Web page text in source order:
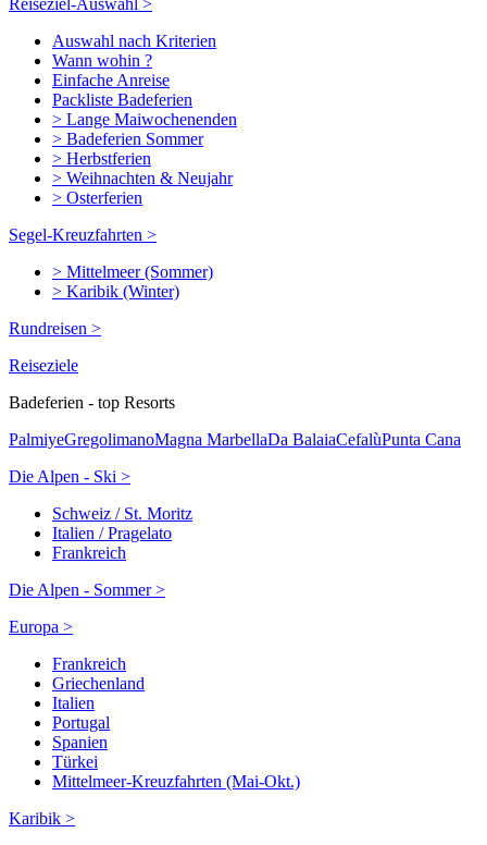
Reiseziel-Auswahl >
Auswahl nach Kriterien
Wann wohin ?
Einfache Anreise
Packliste Badeferien
> Lange Maiwochenenden
> Badeferien Sommer
> Herbstferien
> Weihnachten & Neujahr
> Osterferien
Segel-Kreuzfahrten >
> Mittelmeer (Sommer)
> Karibik (Winter)
Rundreisen >
Reiseziele
Badeferien - top Resorts
PalmiyeGregolimanoMagna MarbellaDa BalaiaCefalùPunta Cana
Die Alpen - Ski >
Schweiz / St. Moritz
Italien / Pragelato
Frankreich
Die Alpen - Sommer >
Europa >
Frankreich
Griechenland
Italien
Portugal
Spanien
Türkei
Mittelmeer-Kreuzfahrten (Mai-Okt.)
Karibik >